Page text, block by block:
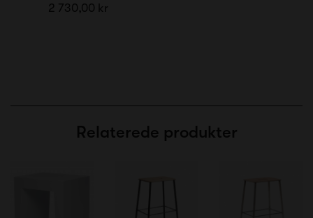
2 730,00 kr
Relaterede produkter